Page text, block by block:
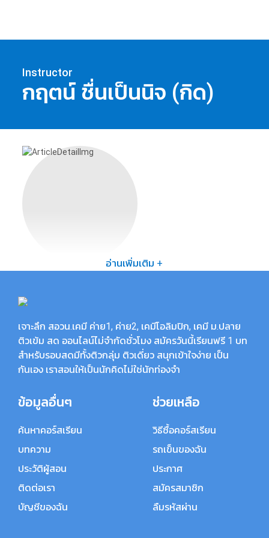
Instructor
กฤตน์ ชื่นเป็นนิจ (กิด)
วิทยาศาสตร์ ช่องทรูปลูกปัญญา
การศึกษา
2546 - 2550: วิทยาศาสตร์บัณฑิต สาขาเคมี จุฬาลงกรณ์
มหาวิทยาลัย 2540 - 2545: โรงเรียนนวมินทราชินูทิศ สวนกุหลาบ
วิทยาลัย สมุทรปราการ 2533 - 2540: โรงเรียนป้วยฮั้ว จังหวัด
2553-2562: วิทยากรพิเศษโครงการแบรนด์ซัมเมอร์แคมป์ 2559:
วิทยากรพิเศษ โครงการ เพื่อนชุมชนติวเตอร์ 2559: วิทยากรพิเศษ
วต้ามหาวิทยาลัยขอนแก่น 2558: วิทยากรพิเศษ โรงเรียน
คอนสวรรค์ จ.ชัยภูมิ 2558: วิทยากรพิเศษ โรงเรียนกาฬสินธุ์พิทยา
สรรพ์ จ.กาฬสินธุ์ 2558: วิทยากรพิเศษ โรงเรียนมุกดาหาร
จ.มุกดาหาร 2557: วิทยากรพิเศษ รายการสอนศาสตร์ ช่องทรูปลูก
อ่านเพิ่มเติม +
เจาะลึก สอวน.เคมี ค่าย1, ค่าย2, เคมีโอลิมปิก, เคมี ม.ปลาย
ติวเข้ม สด ออนไลน์ไม่จำกัดชั่วโมง สมัครวันนี้เรียนฟรี 1 บท
สำหรับรอบสดมีทั้งติวกลุ่ม ติวเดี่ยว สนุกเข้าใจง่าย เป็น
กันเอง เราสอนให้เป็นนักคิดไม่ใช่นักท่องจำ
ข้อมูลอื่นๆ
ค้นหาคอร์สเรียน
บทความ
ประวัติผู้สอน
ติดต่อเรา
บัญชีของฉัน
ช่วยเหลือ
วิธีซื้อคอร์สเรียน
รถเข็นของฉัน
ประกาศ
สมัครสมาชิก
ลืมรหัสผ่าน